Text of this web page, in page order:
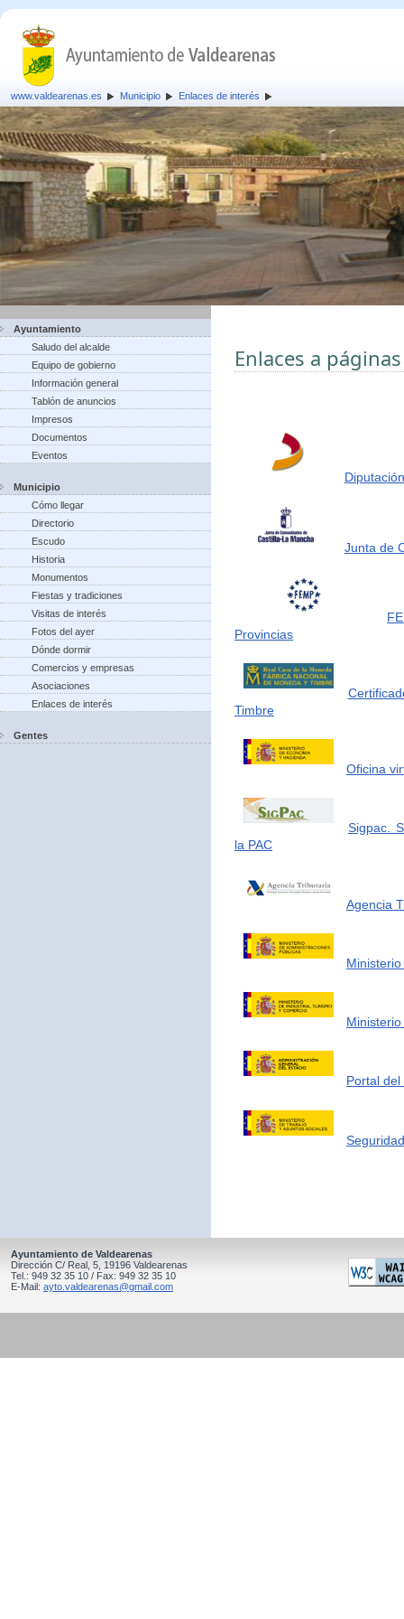
www.valdearenas.es Municipio Enlaces de interés
Ayuntamiento
Saludo del alcalde
Equipo de gobierno
Información general
Tablón de anuncios
Impresos
Documentos
Eventos
Municipio
Cómo llegar
Directorio
Escudo
Historia
Monumentos
Fiestas y tradiciones
Visitas de interés
Fotos del ayer
Dónde dormir
Comercios y empresas
Asociaciones
Enlaces de interés
Gentes
Enlaces a
Junta de
Provincias
Timbre
Oficina
Sigpac.
la PAC
Agencia
Portal
Ayuntamiento de Valdearenas
Dirección C/ Real, 5, 19196 Valdearenas
Tel.: 949 32 35 10 / Fax: 949 32 35 10
E-Mail: ayto.valdearenas@gmail.com